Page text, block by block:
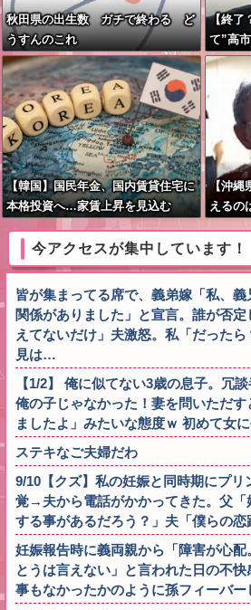
秋田県の出生数 ガチで終わる ど
うすんのこれ
【終了
て”高
も急降
【韓国】国民年金、国内賃貸住宅に
本格投資へ…家賃上昇を見込む
【沖縄
えるの
上ｗｗｗ
今アクセスが集中しています！
皆が集まってる席で、義弟嫁「私、
関係がありました」と宣言。誰が否
えてないだけ」夫激怒。私「だった
見は…
【1/2】 俺に似てない3歳の息子。冗
俺の子じゃなかった！妻を問いただ
ましたよ」みたいな態度ｗ 初めて女
ステキなご夫婦だわ
9/10【クズ】私の妊娠と同時期にプリ
覚→夫から電話がかかってきた。父「
する事があるだろう？」夫「僕らの
妊娠報告時に義両親から「障害が心
とうは言えない」と言われた日の不
事もなかったかのように孫フィーバー